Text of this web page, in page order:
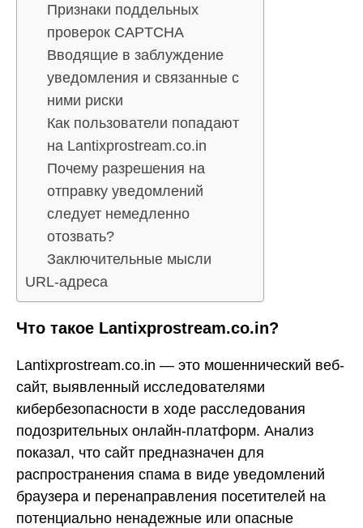
Признаки поддельных
проверок CAPTCHA
Вводящие в заблуждение
уведомления и связанные с
ними риски
Как пользователи попадают
на Lantixprostream.co.in
Почему разрешения на
отправку уведомлений
следует немедленно
отозвать?
Заключительные мысли
URL-адреса
Что такое Lantixprostream.co.in?
Lantixprostream.co.in — это мошеннический веб-
сайт, выявленный исследователями
кибербезопасности в ходе расследования
подозрительных онлайн-платформ. Анализ
показал, что сайт предназначен для
распространения спама в виде уведомлений
браузера и перенаправления посетителей на
потенциально ненадежные или опасные